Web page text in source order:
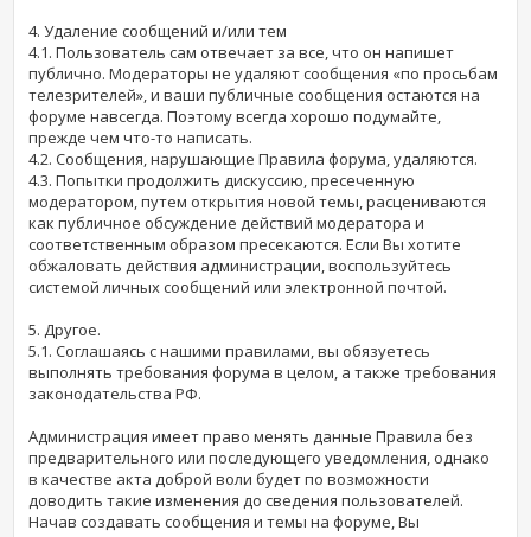
4. Удаление сообщений и/или тем
4.1. Пользователь сам отвечает за все, что он напишет
публично. Модераторы не удаляют сообщения «по просьбам
телезрителей», и ваши публичные сообщения остаются на
форуме навсегда. Поэтому всегда хорошо подумайте,
прежде чем что-то написать.
4.2. Сообщения, нарушающие Правила форума, удаляются.
4.3. Попытки продолжить дискуссию, пресеченную
модератором, путем открытия новой темы, расцениваются
как публичное обсуждение действий модератора и
соответственным образом пресекаются. Если Вы хотите
обжаловать действия администрации, воспользуйтесь
системой личных сообщений или электронной почтой.
5. Другое.
5.1. Соглашаясь с нашими правилами, вы обязуетесь
выполнять требования форума в целом, а также требования
законодательства РФ.
Администрация имеет право менять данные Правила без
предварительного или последующего уведомления, однако
в качестве акта доброй воли будет по возможности
доводить такие изменения до сведения пользователей.
Начав создавать сообщения и темы на форуме, Вы